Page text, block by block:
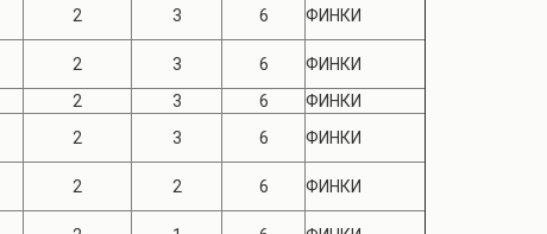
2 3 6 ФИНКИ
2 3 6
ФИНКИ
2 3 6
ФИНКИ
2 3 6 ФИНКИ
2 2 6 ФИНКИ